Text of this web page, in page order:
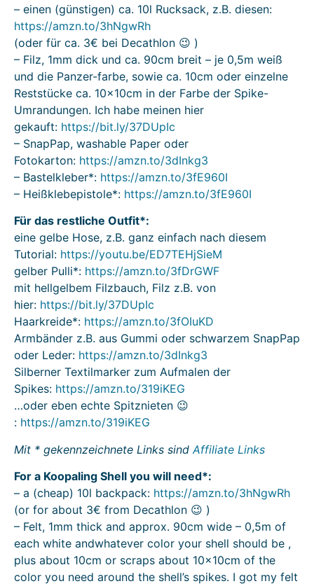
– einen (günstigen) ca. 10l Rucksack, z.B. diesen:
https://amzn.to/3hNgwRh
(oder für ca. 3€ bei Decathlon 😉 )
– Filz, 1mm dick und ca. 90cm breit – je 0,5m weiß
und die Panzer-farbe, sowie ca. 10cm oder einzelne
Reststücke ca. 10x10cm in der Farbe der Spike-
Umrandungen. Ich habe meinen hier
gekauft: https://bit.ly/37DUpIc
– SnapPap, washable Paper oder
Fotokarton: https://amzn.to/3dInkg3
– Bastelkleber*: https://amzn.to/3fE960I
– Heißklebepistole*: https://amzn.to/3fE960I
Für das restliche Outfit*:
eine gelbe Hose, z.B. ganz einfach nach diesem
Tutorial: https://youtu.be/ED7TEHjSieM
gelber Pulli*: https://amzn.to/3fDrGWF
mit hellgelbem Filzbauch, Filz z.B. von
hier: https://bit.ly/37DUpIc
Haarkreide*: https://amzn.to/3fOIuKD
Armbänder z.B. aus Gummi oder schwarzem SnapPap
oder Leder: https://amzn.to/3dInkg3
Silberner Textilmarker zum Aufmalen der
Spikes: https://amzn.to/319iKEG
…oder eben echte Spitznieten 😉
: https://amzn.to/319iKEG
Mit * gekennzeichnete Links sind Affiliate Links
For a Koopaling Shell you will need*:
– a (cheap) 10l backpack: https://amzn.to/3hNgwRh
(or for about 3€ from Decathlon 😉 )
– Felt, 1mm thick and approx. 90cm wide – 0,5m of
each white andwhatever color your shell should be ,
plus about 10cm or scraps about 10x10cm of the
color you need around the shell’s spikes. I got my felt